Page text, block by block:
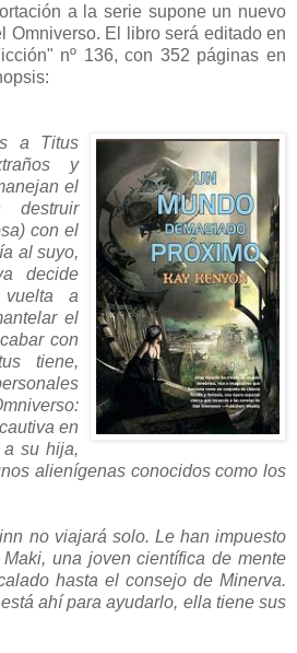
a la serie supone un nuevo
Omniverso. El libro será editado en
nº 136, con 352 páginas en
a Titus
y
el
destruir
con el
al suyo,
decide
a
el
con
tiene,
en
a su hija,
alienígenas conocidos como los
no viajará solo. Le han impuesto
una joven científica de mente
hasta el consejo de Minerva.
ahí para ayudarlo, ella tiene sus